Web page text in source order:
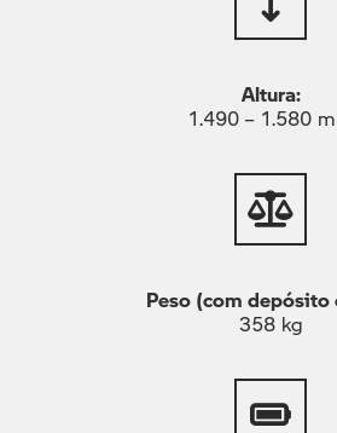
Altura:
1.490 – 1.580
Peso (com depósito
358 kg